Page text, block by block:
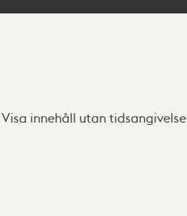
Visa innehåll utan tidsangivelse